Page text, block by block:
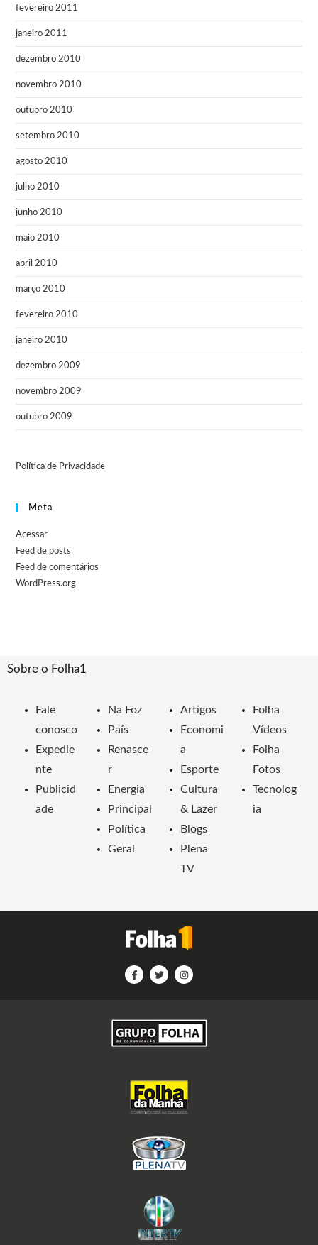
fevereiro 2011
janeiro 2011
dezembro 2010
novembro 2010
outubro 2010
setembro 2010
agosto 2010
julho 2010
junho 2010
maio 2010
abril 2010
março 2010
fevereiro 2010
janeiro 2010
dezembro 2009
novembro 2009
outubro 2009
Política de Privacidade
Meta
Acessar
Feed de posts
Feed de comentários
WordPress.org
Sobre o Folha1
Fale
conosco
Expedie
nte
Publicid
ade
Na Foz
País
Renasce
r
Energia
Principal
Política
Geral
Artigos
Economi
a
Esporte
Cultura
& Lazer
Blogs
Plena
TV
Folha
Vídeos
Folha
Fotos
Tecnolog
ia